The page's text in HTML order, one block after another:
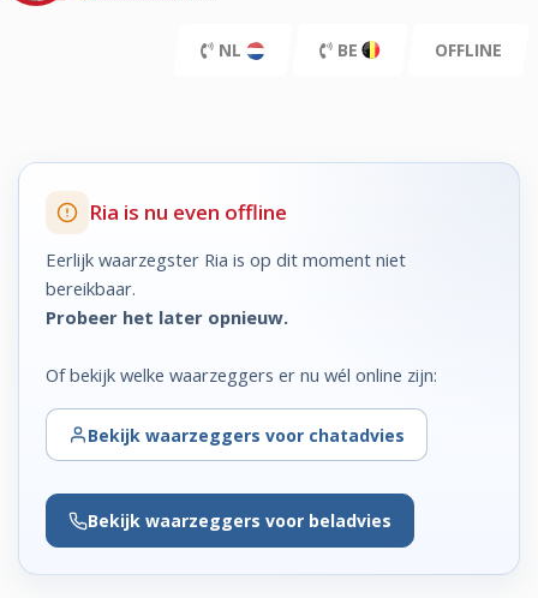
NL BE OFFLINE
Ria is nu even offline
Eerlijk waarzegster Ria is op dit moment niet
bereikbaar.
Probeer het later opnieuw.
Of bekijk welke waarzeggers er nu wél online zijn:
Bekijk waarzeggers voor chatadvies
Bekijk waarzeggers voor beladvies